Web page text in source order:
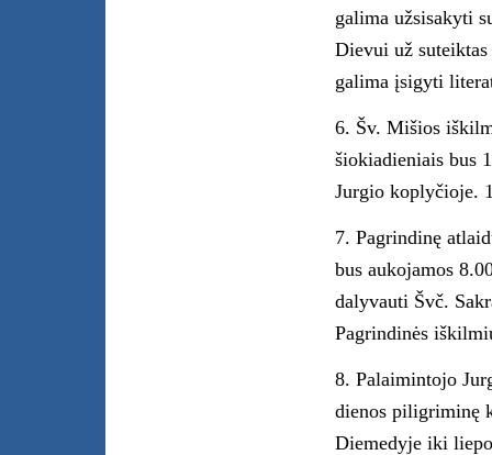
galima užsisakyti
Dievui už
galima įsigyti
6. Šv. Mišios
šiokiadieniais bus
Jurgio koplyčioje.
7. Pagrindinę
bus aukojamos
dalyvauti Švč.
Pagrindinės
8. Palaimintojo
dienos piligriminę
Diemedyje iki